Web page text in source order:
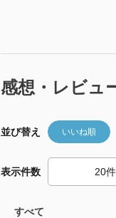
感想・レビュ
並び替え いいね順
表示件数
すべて